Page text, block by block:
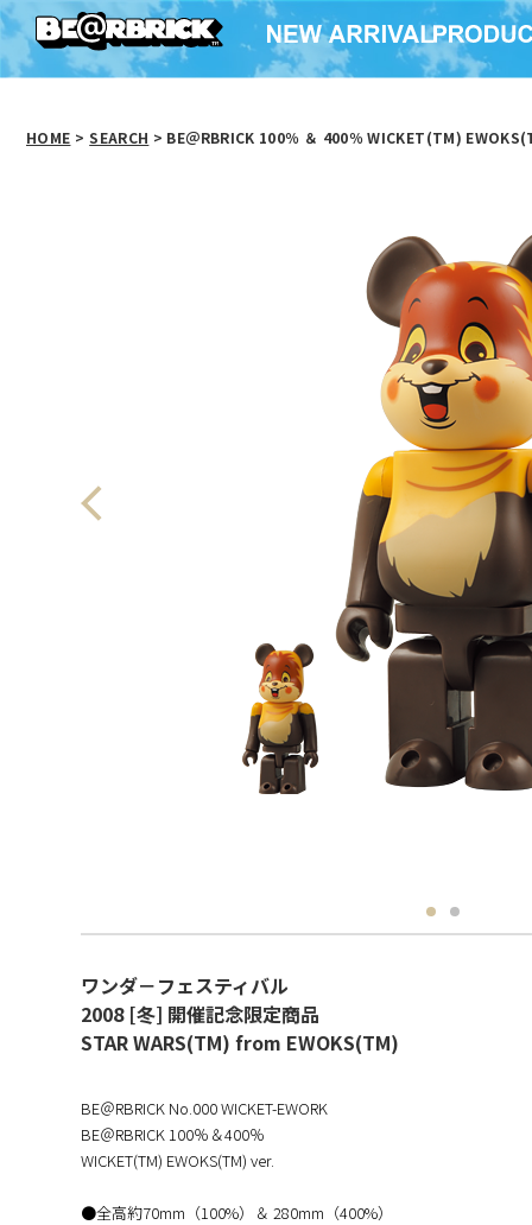
HOME > SEARCH > BE＠RBRICK 100％ ＆ 400％ WICKET(TM)
ワンダ－フェスティバル
2008 [冬] 開催記念限定商品
STAR WARS(TM) from EWOKS(TM)
BE＠RBRICK No.000 WICKET-EWORK
BE＠RBRICK 100％＆400％
WICKET(TM) EWOKS(TM) ver.
●全高約70mm（100%）＆ 280mm（400%）